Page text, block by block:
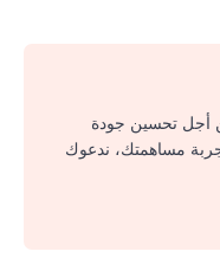
أجل تحسين جودة
تجربة مساهمتك، ندعوك